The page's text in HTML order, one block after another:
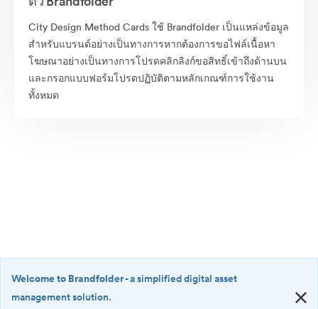
City Design Method Cards ใช้ Brandfolder เป็นแหล่งข้อมูล
สำหรับแบรนด์อย่างเป็นทางการหากต้องการขอไฟล์เนื้อหา
โฆษณาอย่างเป็นทางการโปรดคลิกลิงก์ขอสิทธิ์เข้าถึงด้านบน
และกรอกแบบฟอร์มโปรดปฏิบัติตามหลักเกณฑ์การใช้งาน
ทั้งหมด
Welcome to Brandfolder- a simplified digital asset
management solution.